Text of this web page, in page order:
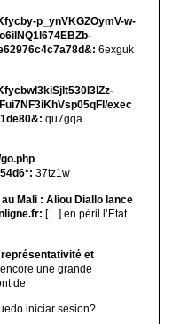
p_ynVKGZOymV-w-
6exguk
exec
qu7gqa
37tz1w
Mali : Aliou Diallo lance
[…] en péril l’Etat
et
une grande
de
iniciar sesion?